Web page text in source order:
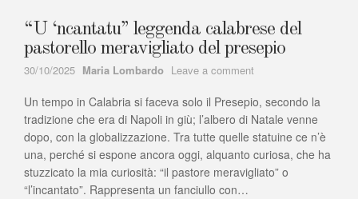
“U ‘ncantatu” leggenda calabrese del
pastorello meravigliato del presepio
30/10/2025 Author
Maria Lombardo Leave a comment
‘ncantatu”
leggenda
calabrese
del
pastorello
meravigliato
Un tempo in Calabria si faceva solo il Presepio, secondo la
tradizione che era di Napoli in giù; l’albero di Natale venne
dopo, con la globalizzazione. Tra tutte quelle statuine ce n’è
una, perché si espone ancora oggi, alquanto curiosa, che ha
stuzzicato la mia curiosità: “il pastore meravigliato” o
“l’incantato”. Rappresenta un fanciullo con…